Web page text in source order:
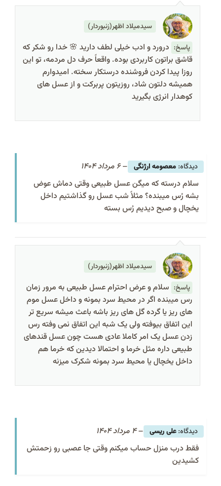
سیدمیلاد اظهر(زنبوردار)
پاسخ: درورد و ادب خیلی لطف دارید 🌸 خدا رو شکر که
قاشق براتون کاربردی بوده. واقعاً حرف دل‌ مردمه، تو این
روزا پیدا کردن فروشنده درستکار سخته. امیدوارم
همیشه دلتون شاد، روزیتون پربرکت و از عسل‌ های
کوهدار انرژی بگیرید
معصومه ارژنگی – 6 مرداد 1404
سلام درسته که میگن عسل طبیعی وقتی دماش عوض
بشه رُس میبنده؟ مثلاً شب عسل رو گذاشتیم داخل
یخچال و صبح دیدیم رُس بسته
سیدمیلاد اظهر(زنبوردار)
پاسخ: سلام و عرض احترام عسل طبیعی به مرور زمان
رس میبنده اگر در محیط سرد بمونه و داخل عسل موم
های ریز یا گرده گل های ریز باشه باعث میشه سریع تر
این اتفاق بیوفته ولی یک شبه این اتفاق نمی وفته رس
زدن عسل یک امر کاملا عادی هست چون عسل قندهای
طبیعی داره مثل خرما و احتمالا دیدین که خرما هم
داخل یخچال یا محیط سرد بمونه شکرک میزنه
علی ریسی – 4 مرداد 1404
فقط درب منزل حساب میکنم وقتی جا عصبی رو زحمتش
کشیدین